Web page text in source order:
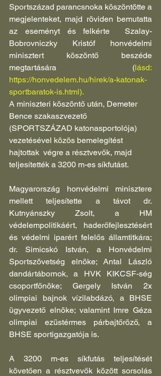
Sportszázad parancsnoka köszöntötte a
megjelenteket, majd röviden bemutatta
az eseményt és felkérte  Szalay-
Bobrovniczky Kristóf honvédelmi
minisztert köszöntő beszéde
megtartására    (
https://honvedelem.hu/hirek/a-katonak-
sportbaratok-is.html).
A miniszteri köszöntő után, Demeter
Bence szakaszvezető
(SPORTSZÁZAD katonasportolója)
vezetésével közös bemelegítést
hajtottak  végre a résztvevők, majd
teljesítették a 3200 m-es síkfutást.
Magyarország honvédelmi minisztere
mellett teljesítette a távot dr.
Kutnyánszky Zsolt, a HM
védelempolitikáért, haderőfejlesztésért
és védelmi iparért felelős államtitkára;
dr. Simicskó István, a Honvédelmi
Sportszövetség elnöke; Antal László
dandártábornok, a HVK KIKCSF-ség
csoportfőnöke; Gergely István 2x
olimpiai bajnok vízilabdázó, a BHSE
ügyvezető elnöke; valamint Imre Géza
olimpiai ezüstérmes párbajtőröző, a
BHSE sportigazgatója is.
A 3200 m-es síkfutás teljesítését
követően a résztvevők között sorsolás